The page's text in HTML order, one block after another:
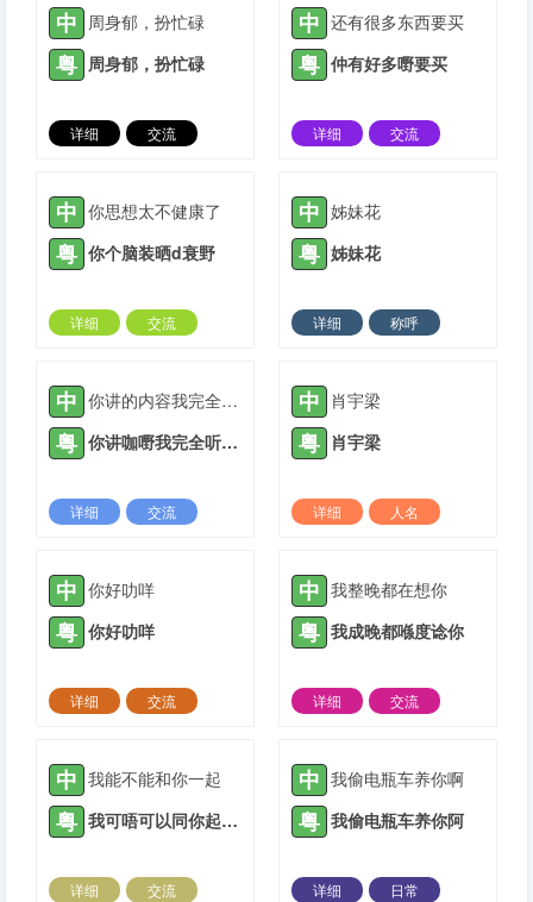
中 周身郁，扮忙碌
粤 周身郁，扮忙碌
详细
交流
中 还有很多东西要买
粤 仲有好多嘢要买
详细
交流
中 你思想太不健康了
粤 你个脑装晒d衰野
详细
交流
中 姊妹花
粤 姊妹花
详细
称呼
中 你讲的内容我完全听不懂
粤 你讲咖嘢我完全听唔明
详细
交流
中 肖宇梁
粤 肖宇梁
详细
人名
中 你好叻咩
粤 你好叻咩
详细
交流
中 我整晚都在想你
粤 我成晚都喺度谂你
详细
交流
中 我能不能和你一起
粤 我可唔可以同你起埋一齐
详细
交流
中 我偷电瓶车养你啊
粤 我偷电瓶车养你阿
详细
日常